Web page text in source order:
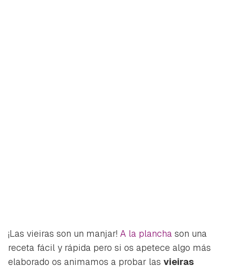
¡Las vieiras son un manjar! A la plancha son una
receta fácil y rápida pero si os apetece algo más
elaborado os animamos a probar las vieiras